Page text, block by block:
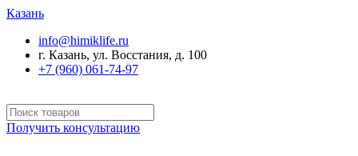
Казань
info@himiklife.ru
г. Казань, ул. Восстания, д. 100
+7 (960) 061-74-97
Получить консультацию